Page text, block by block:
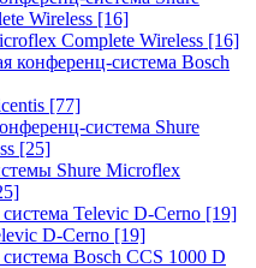
Wireless [16]
Complete Wireless [16]
конференц-система Bosch
[77]
система Shure
[25]
Shure Microflex
Televic D-Cerno [19]
D-Cerno [19]
Bosch CCS 1000 D